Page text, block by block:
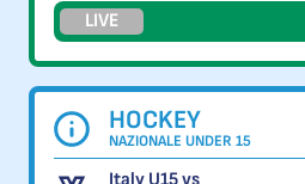
LIVE
HOCKEY
NAZIONALE UNDER 15
Italy U15 vs